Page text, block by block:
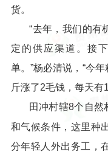
货。
“去年，我们的有
定的供应渠道。接
单。”杨必清说，“今
斤涨了2毛钱，每天有
田冲村辖8个自然
和气候条件，这里种
分年轻人外出务工，